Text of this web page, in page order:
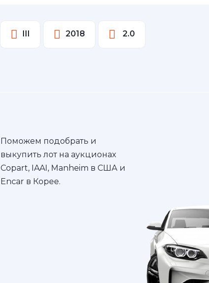
III 2018 2.0
Поможем подобрать и
выкупить лот на аукционах
Copart, IAAI, Manheim в США и
Encar в Корее.